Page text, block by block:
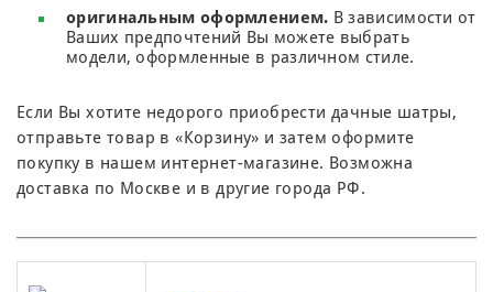
оригинальным оформлением. В зависимости от
Ваших предпочтений Вы можете выбрать
модели, оформленные в различном стиле.
Если Вы хотите недорого приобрести дачные шатры,
отправьте товар в «Корзину» и затем оформите
покупку в нашем интернет-магазине. Возможна
доставка по Москве и в другие города РФ.